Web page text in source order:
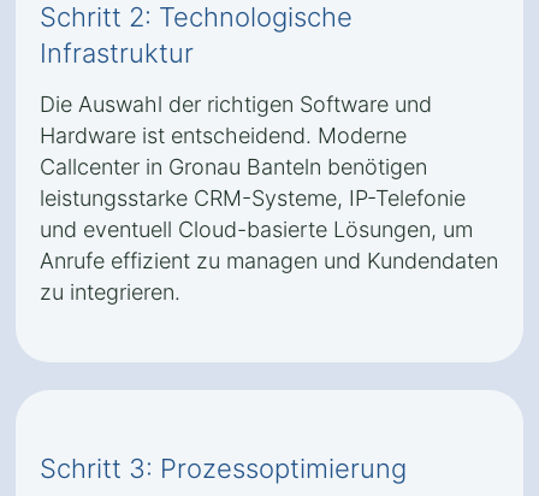
Schritt 2: Technologische
Infrastruktur
Die Auswahl der richtigen Software und
Hardware ist entscheidend. Moderne
Callcenter in Gronau Banteln benötigen
leistungsstarke CRM-Systeme, IP-Telefonie
und eventuell Cloud-basierte Lösungen, um
Anrufe effizient zu managen und Kundendaten
zu integrieren.
Schritt 3: Prozessoptimierung